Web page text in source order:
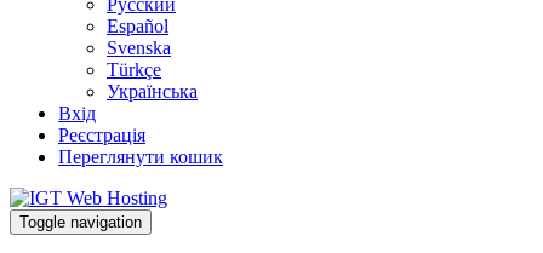
Русский
Español
Svenska
Türkçe
Українська
Вхід
Реєстрація
Переглянути кошик
Toggle navigation